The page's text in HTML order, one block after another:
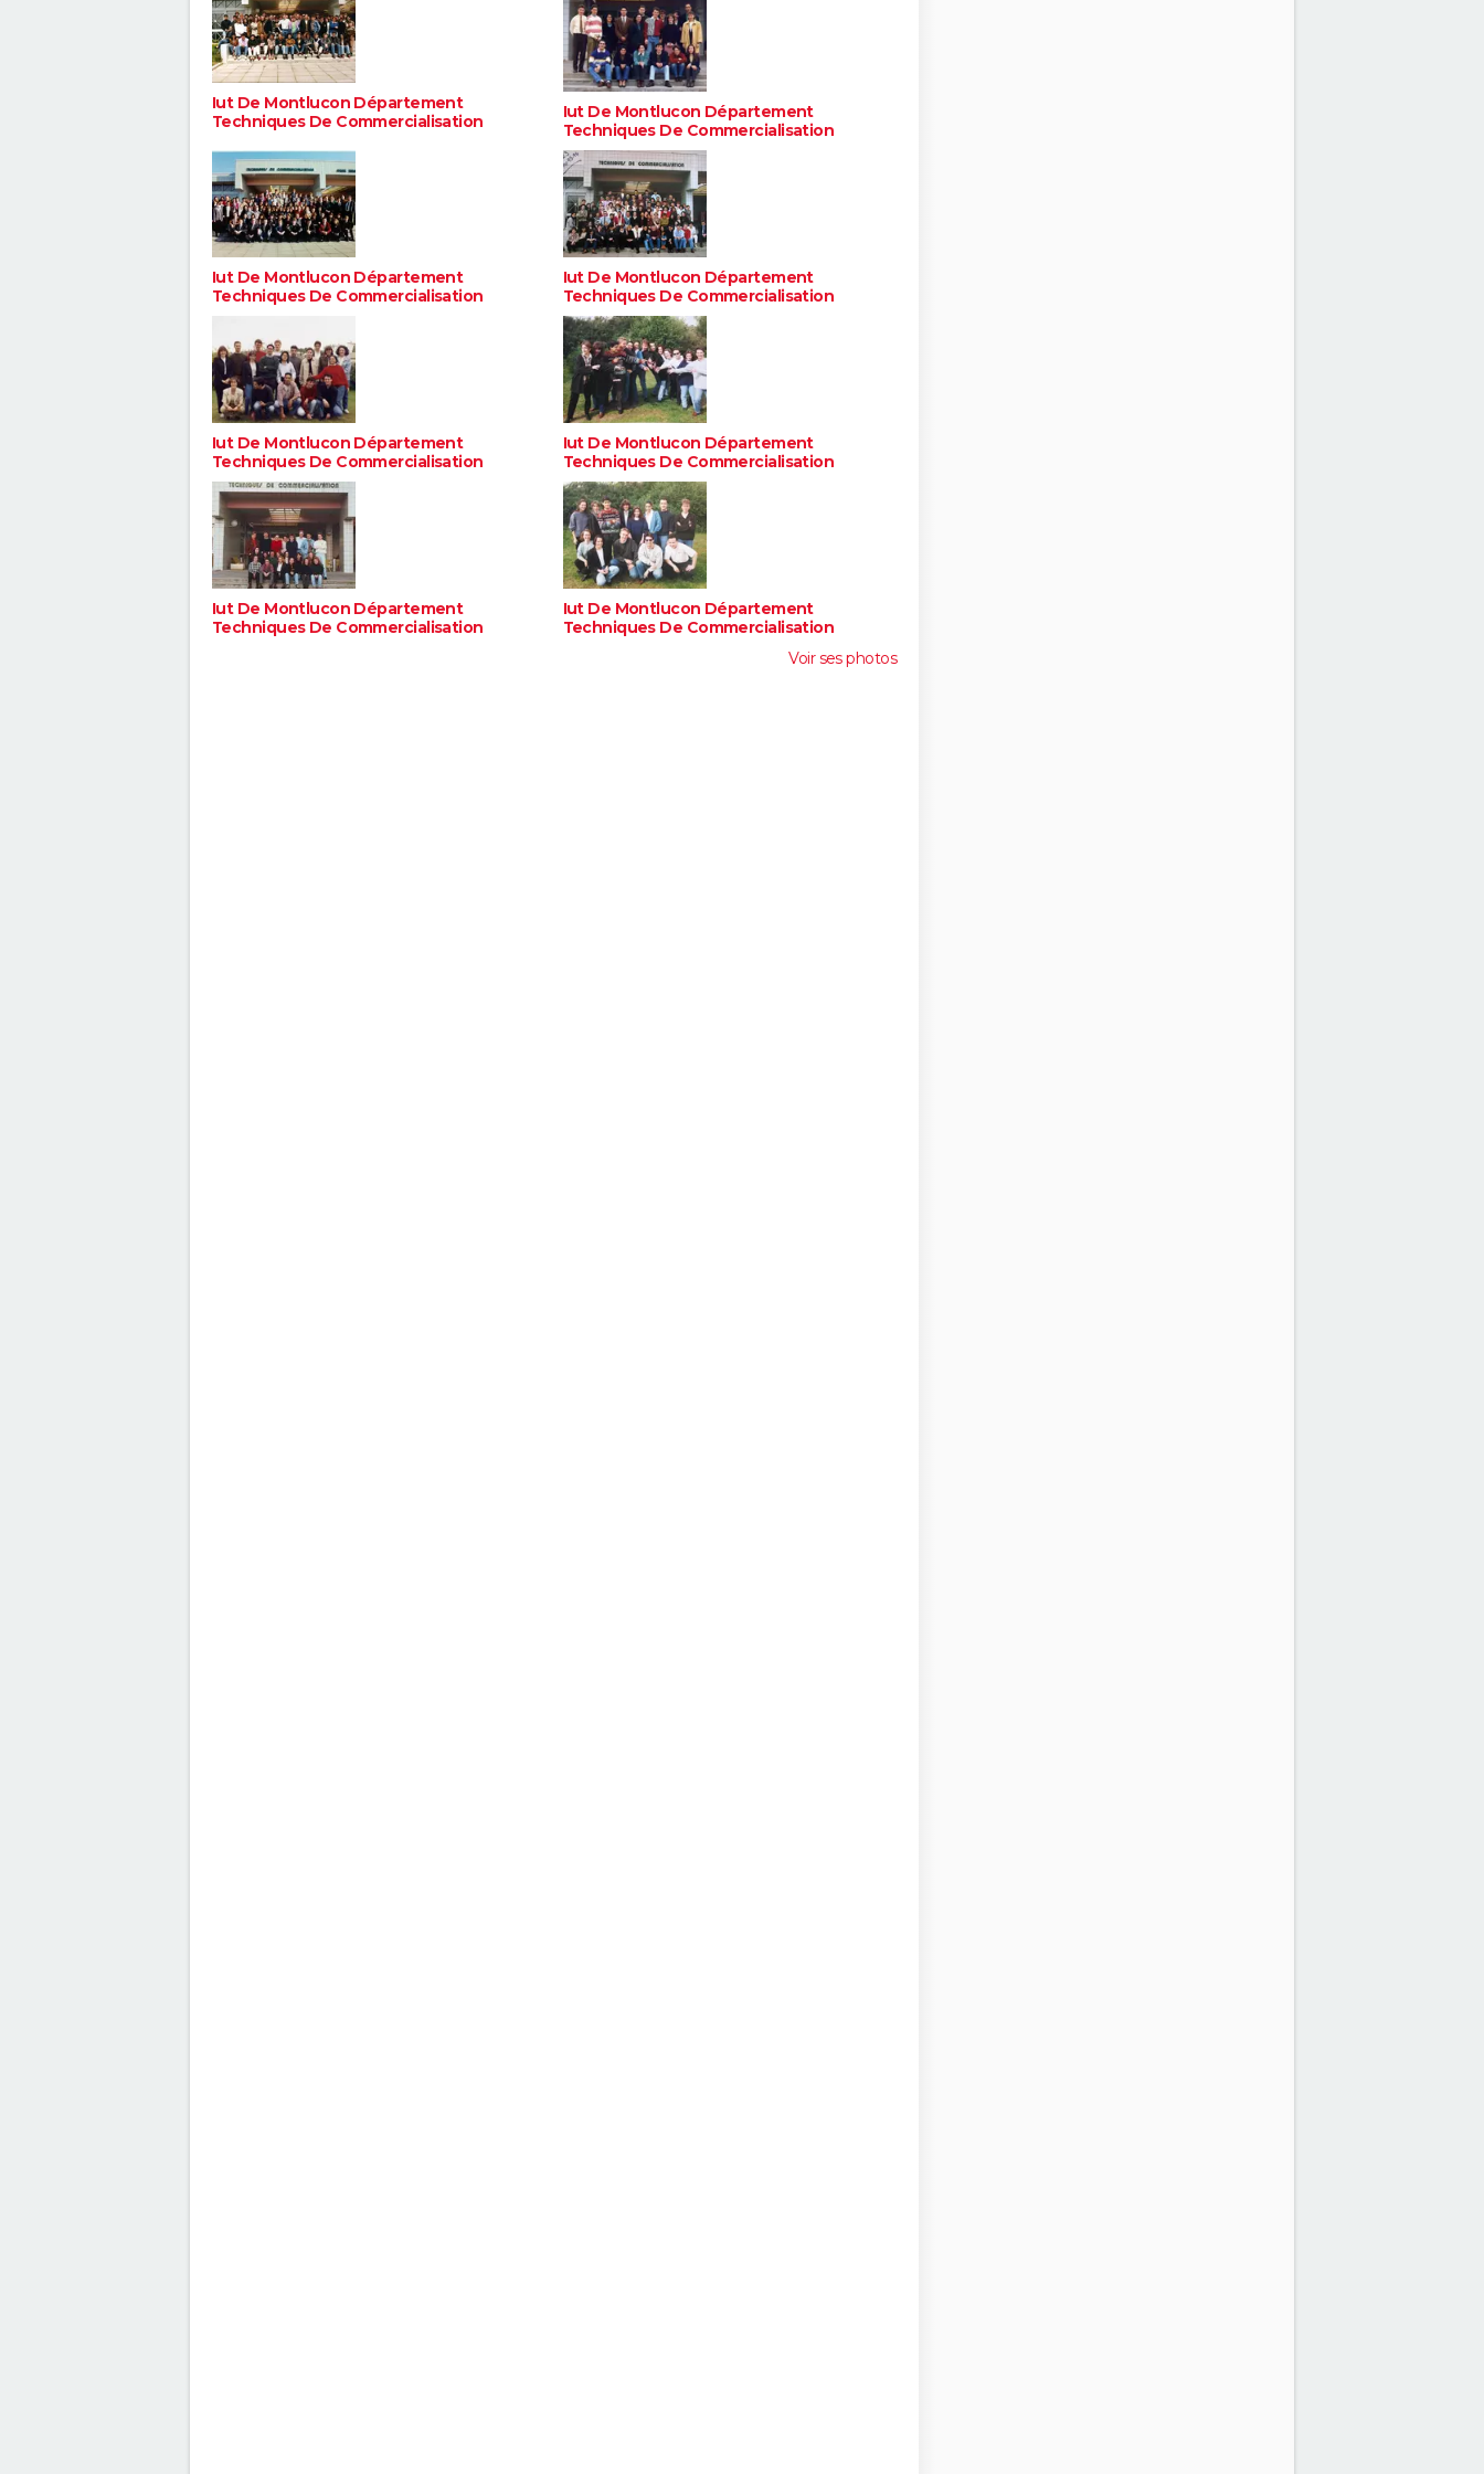
Iut De Montlucon Département
Techniques De Commercialisation
Iut De Montlucon Département
Techniques De Commercialisation
Iut De Montlucon Département
Techniques De Commercialisation
Iut De Montlucon Département
Techniques De Commercialisation
Iut De Montlucon Département
Techniques De Commercialisation
Iut De Montlucon Département
Techniques De Commercialisation
Iut De Montlucon Département
Techniques De Commercialisation
Iut De Montlucon Département
Techniques De Commercialisation
Voir ses photos